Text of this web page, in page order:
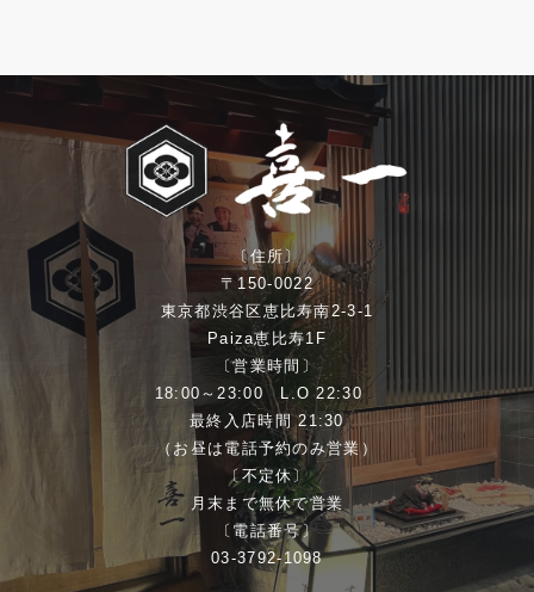
〔住所〕
〒150-0022
東京都渋谷区恵比寿南2-3-1
Paiza恵比寿1F
〔営業時間〕
18:00～23:00 L.O 22:30
最終入店時間 21:30
（お昼は電話予約のみ営業）
〔不定休〕
月末まで無休で営業
〔電話番号〕
03-3792-1098